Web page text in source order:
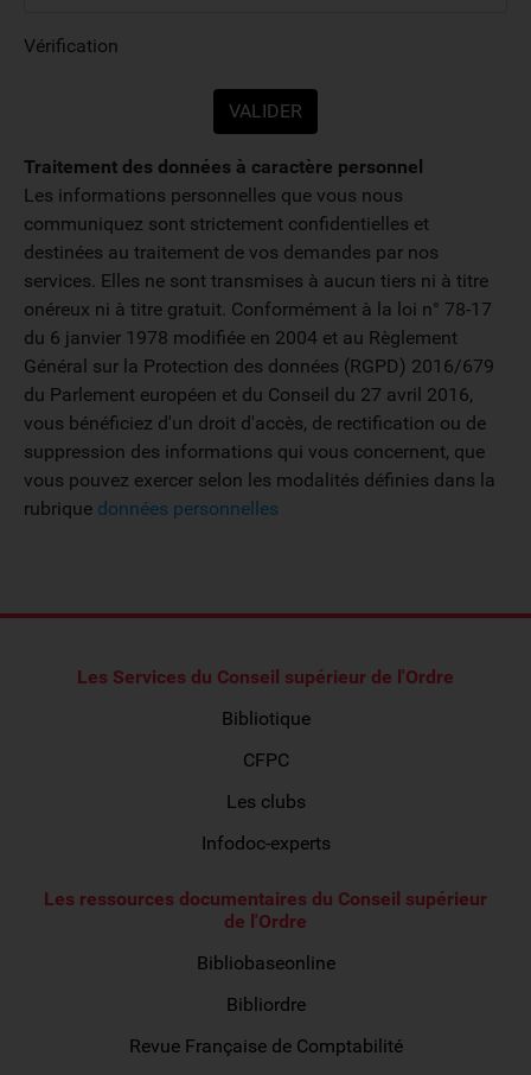
Vérification
Traitement des données à caractère personnel
Les informations personnelles que vous nous
communiquez sont strictement confidentielles et
destinées au traitement de vos demandes par nos
services. Elles ne sont transmises à aucun tiers ni à titre
onéreux ni à titre gratuit. Conformément à la loi n° 78-17
du 6 janvier 1978 modifiée en 2004 et au Règlement
Général sur la Protection des données (RGPD) 2016/679
du Parlement européen et du Conseil du 27 avril 2016,
vous bénéficiez d'un droit d'accès, de rectification ou de
suppression des informations qui vous concernent, que
vous pouvez exercer selon les modalités définies dans la
rubrique données personnelles
Les Services du Conseil supérieur de l'Ordre
Bibliotique
CFPC
Les clubs
Infodoc-experts
Les ressources documentaires du Conseil supérieur
de l'Ordre
Bibliobaseonline
Bibliordre
Revue Française de Comptabilité